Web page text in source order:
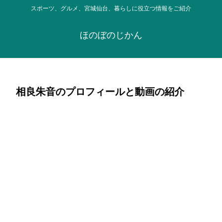
スポーツ、グルメ、宮城仙台、暮らしに役立つ情報をご紹介
ほのぼのじかん
相良朱音のプロフィールと動画の紹介